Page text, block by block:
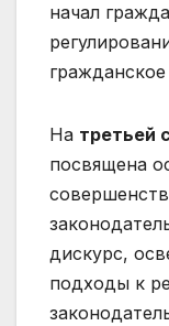
начал
На третьей
посвящена
дискурс,
подходы к